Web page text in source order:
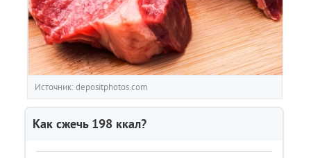
Источник: depositphotos.com
Как сжечь 198 ккал?